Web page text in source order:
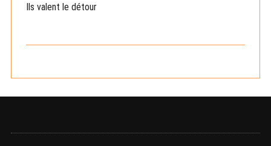
rIls valent le détour